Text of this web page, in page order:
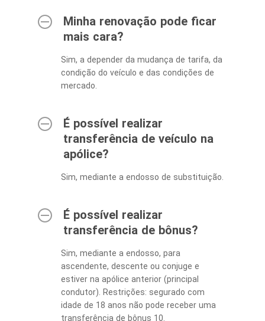
Minha renovação pode ficar
mais cara?
Sim, a depender da mudança de tarifa, da
condição do veículo e das condições de
mercado.
É possível realizar
transferência de veículo na
apólice?
Sim, mediante a endosso de substituição.
É possível realizar
transferência de bônus?
Sim, mediante a endosso, para
ascendente, descente ou conjuge e
estiver na apólice anterior (principal
condutor). Restrições: segurado com
idade de 18 anos não pode receber uma
transferência de bônus 10.